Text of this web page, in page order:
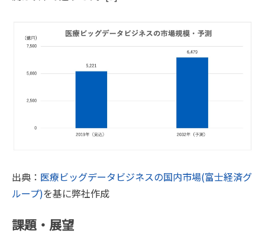
出典： 医療ビッグデータビジネスの国内市場(富士経済グ
ループ)を基に弊社作成
課題・展望